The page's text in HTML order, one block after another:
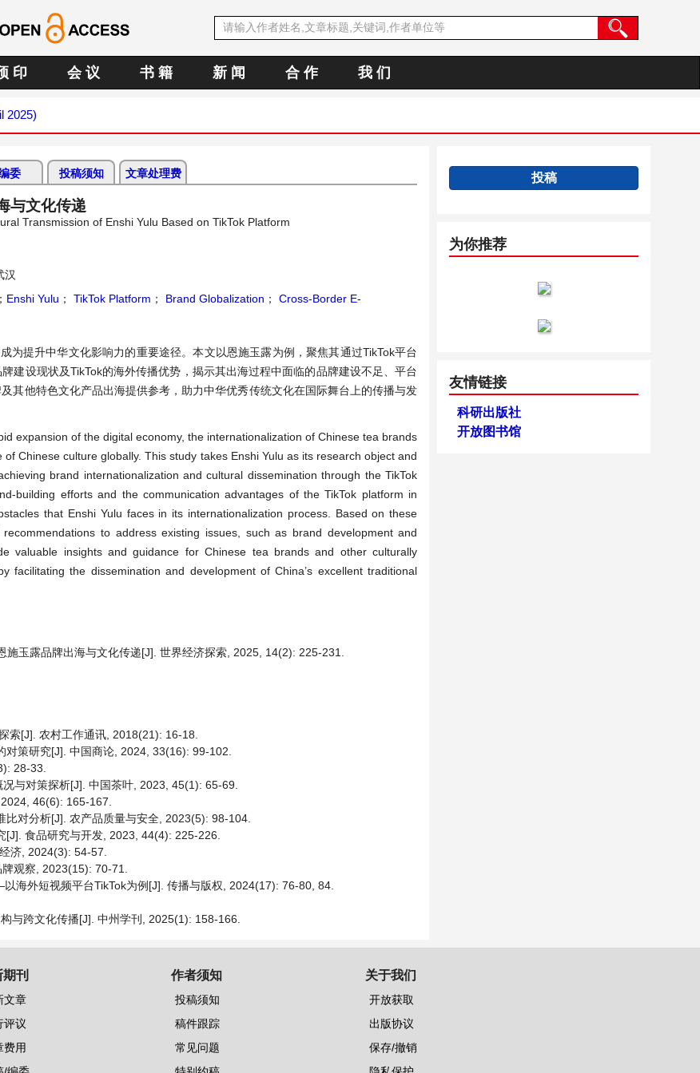
印 会 议 书 籍 新 闻 合 作 我 们
2025)
委 投稿须知 文章处理费
与文化传递
Transmission of Enshi Yulu Based on TikTok Platform
汉
； Enshi Yulu ； TikTok Platform ； Brand Globalization ；
Cross-Border E-
为提升中华文化影响力的重要途径。本文以恩施玉露为例，聚焦其通过TikTok平台
建设现状及TikTok的海外传播优势，揭示其出海过程中面临的品牌建设不足、平台
其他特色文化产品出海提供参考，助力中华优秀传统文化在国际舞台上的传播与发
expansion of the digital economy, the internationalization of Chinese tea brands
Chinese culture globally. This study takes Enshi Yulu as its research object and
brand internationalization and cultural dissemination through the TikTok
building efforts and the communication advantages of the TikTok platform in
that Enshi Yulu faces in its internationalization process. Based on these
to address existing issues, such as brand development and
valuable insights and guidance for Chinese tea brands and other culturally
facilitating the dissemination and development of China’s excellent traditional
玉露品牌出海与文化传递[J]. 世界经济探索, 2025, 14(2): 225-231.
索[J]. 农村工作通讯, 2018(21): 16-18.
对策研究[J]. 中国商论, 2024, 33(16): 99-102.
28-33.
与对策探析[J]. 中国茶叶, 2023, 45(1): 65-69.
46(6): 165-167.
对分析[J]. 农产品质量与安全, 2023(5): 98-104.
[J]. 食品研究与开发, 2023, 44(4): 225-226.
济, 2024(3): 54-57.
观察, 2023(15): 70-71.
海外短视频平台TikTok为例[J]. 传播与版权, 2024(17): 76-80, 84.
与跨文化传播[J]. 中州学刊, 2025(1): 158-166.
投稿
为你推荐
友情链接
科研出版社
开放图书馆
刊
文章
评议
费用
作者须知
投稿须知
稿件跟踪
常见问题
关于我们
开放获取
出版协议
保存/撤销